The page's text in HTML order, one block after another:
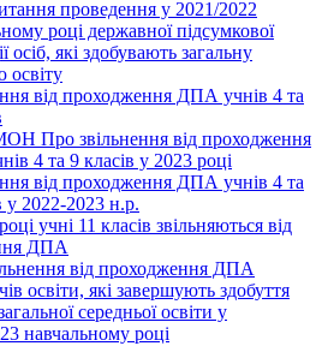
проведення у 2021/2022
році державної підсумкової
осіб, які здобувають загальну
освіту
від проходження ДПА учнів 4 та
Про звільнення від проходження
4 та 9 класів у 2023 році
від проходження ДПА учнів 4 та
у 2022-2023 н.р.
учні 11 класів звільняються від
ДПА
від проходження ДПА
освіти, які завершують здобуття
середньої освіти у
навчальному році